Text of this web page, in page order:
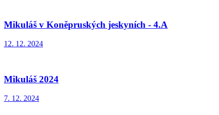
Mikuláš v Koněpruských jeskyních - 4.A
12. 12. 2024
Mikuláš 2024
7. 12. 2024